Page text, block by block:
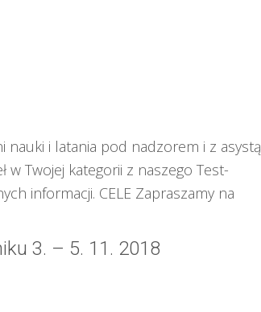
nauki i latania pod nadzorem i z asystą
w Twojej kategorii z naszego Test-
informacji. CELE Zapraszamy na
3. – 5. 11. 2018